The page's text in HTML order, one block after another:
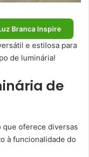
Branca Inspire
e estilosa para
de luminária!
de
que oferece diversas
à funcionalidade do